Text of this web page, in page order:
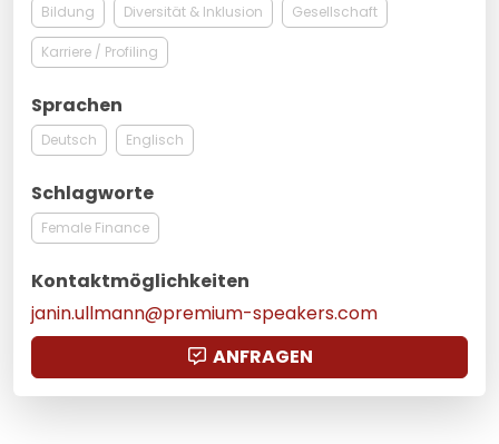
Bildung Diversität & Inklusion Gesellschaft
Karriere / Profiling
Sprachen
Deutsch Englisch
Schlagworte
Female Finance
Kontaktmöglichkeiten
janin.ullmann@premium-speakers.com
ANFRAGEN